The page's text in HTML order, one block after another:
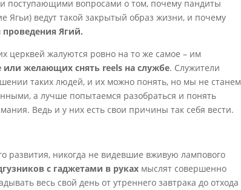
поступающими вопросами о том, почему пандиты
ведут такой закрытый образ жизни, и почему
Ягий.
церквей жалуются ровно на то же самое – им
или желающих снять reels на службе. Служители
таких людей, и их можно понять, но мы не станем
а лучше попытаемся разобраться и понять
Ведь и у них есть свои причины так себя вести.
развития, никогда не видевшие вживую лампового
с гаджетами в руках мыслят совершенно
весь свой день от утреннего завтрака до отхода